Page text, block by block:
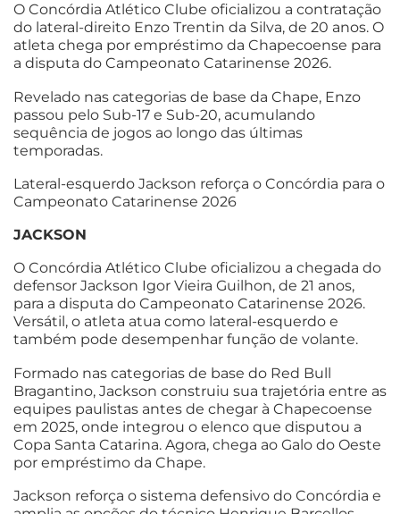
O Concórdia Atlético Clube oficializou a contratação
do lateral-direito Enzo Trentin da Silva, de 20 anos. O
atleta chega por empréstimo da Chapecoense para
a disputa do Campeonato Catarinense 2026.
Revelado nas categorias de base da Chape, Enzo
passou pelo Sub-17 e Sub-20, acumulando
sequência de jogos ao longo das últimas
temporadas.
Lateral-esquerdo Jackson reforça o Concórdia para o
Campeonato Catarinense 2026
JACKSON
O Concórdia Atlético Clube oficializou a chegada do
defensor Jackson Igor Vieira Guilhon, de 21 anos,
para a disputa do Campeonato Catarinense 2026.
Versátil, o atleta atua como lateral-esquerdo e
também pode desempenhar função de volante.
Formado nas categorias de base do Red Bull
Bragantino, Jackson construiu sua trajetória entre as
equipes paulistas antes de chegar à Chapecoense
em 2025, onde integrou o elenco que disputou a
Copa Santa Catarina. Agora, chega ao Galo do Oeste
por empréstimo da Chape.
Jackson reforça o sistema defensivo do Concórdia e